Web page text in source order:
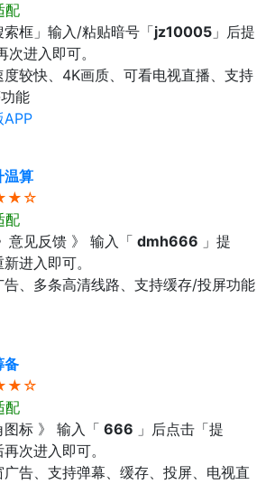
配
索框」输入/粘贴暗号「jz10005 」后提
进入即可。
度较快、4K画质、可看电视直播、支持
能
APP‬
温算
配
意见反馈 》 输入「 dmh666 」提
进入即可。
告、多条高清线路、支持缓存/投屏功能
备
配
图标 》 输入「 666 」后点击「提
次进入即可。
广告、支持弹幕、缓存、投屏、电视直